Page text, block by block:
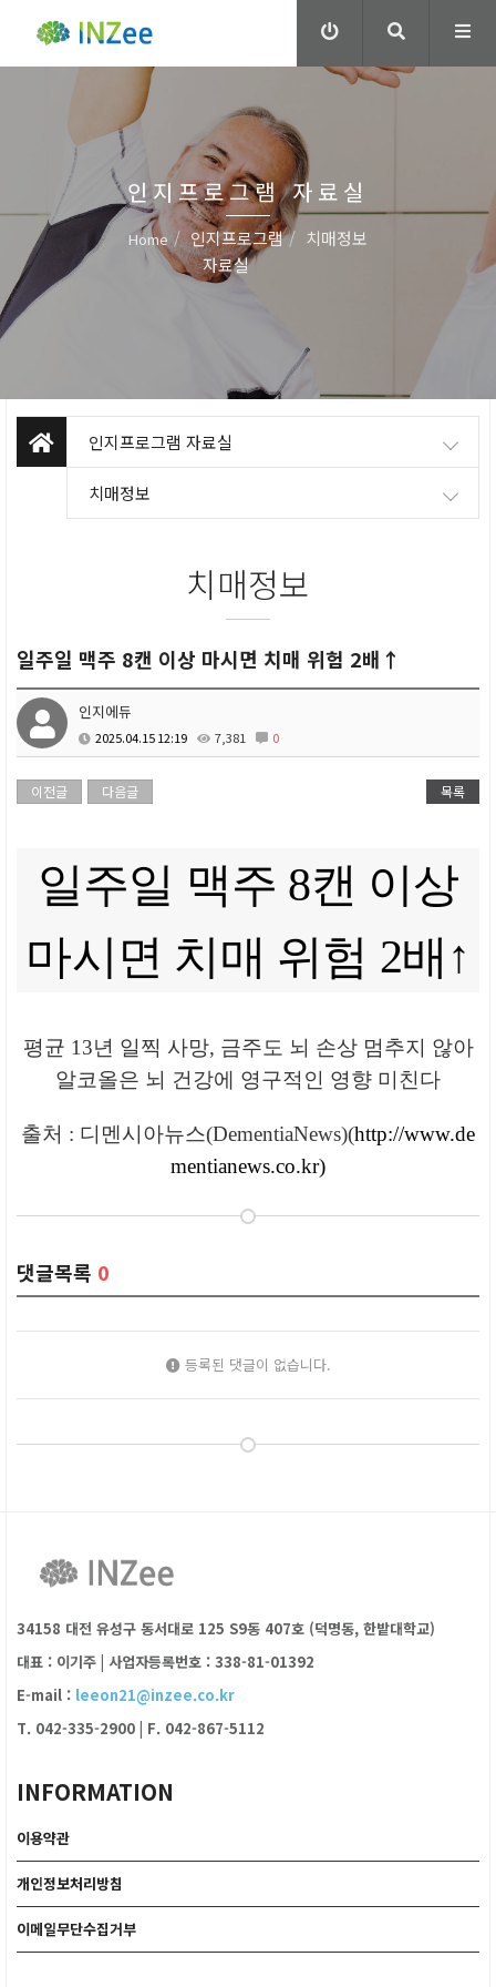
인지프로그램 자료실
Home
인지프로그램
자료실
치매정보
인지프로그램 자료실
치매정보
치매정보
일주일 맥주 8캔 이상 마시면 치매 위험 2배↑
인지에듀
2025.04.15 12:19 7,381 0
이전글 다음글 목록
일주일 맥주 8캔 이상
마시면 치매 위험 2배↑
평균 13년 일찍 사망, 금주도 뇌 손상 멈추지 않아
알코올은 뇌 건강에 영구적인 영향 미친다
출처 : 디멘시아뉴스(DementiaNews)(http://www.de
mentianews.co.kr)
댓글목록 0
등록된 댓글이 없습니다.
34158 대전 유성구 동서대로 125 S9동 407호 (덕명동, 한밭대학교)
대표 : 이기주 | 사업자등록번호 : 338-81-01392
E-mail : leeon21@inzee.co.kr
T. 042-335-2900 | F. 042-867-5112
INFORMATION
이용약관
개인정보처리방침
이메일무단수집거부